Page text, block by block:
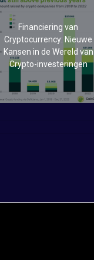
Financiering van
Cryptocurrency: Nieuwe
Kansen in de Wereld van
Crypto-investeringen